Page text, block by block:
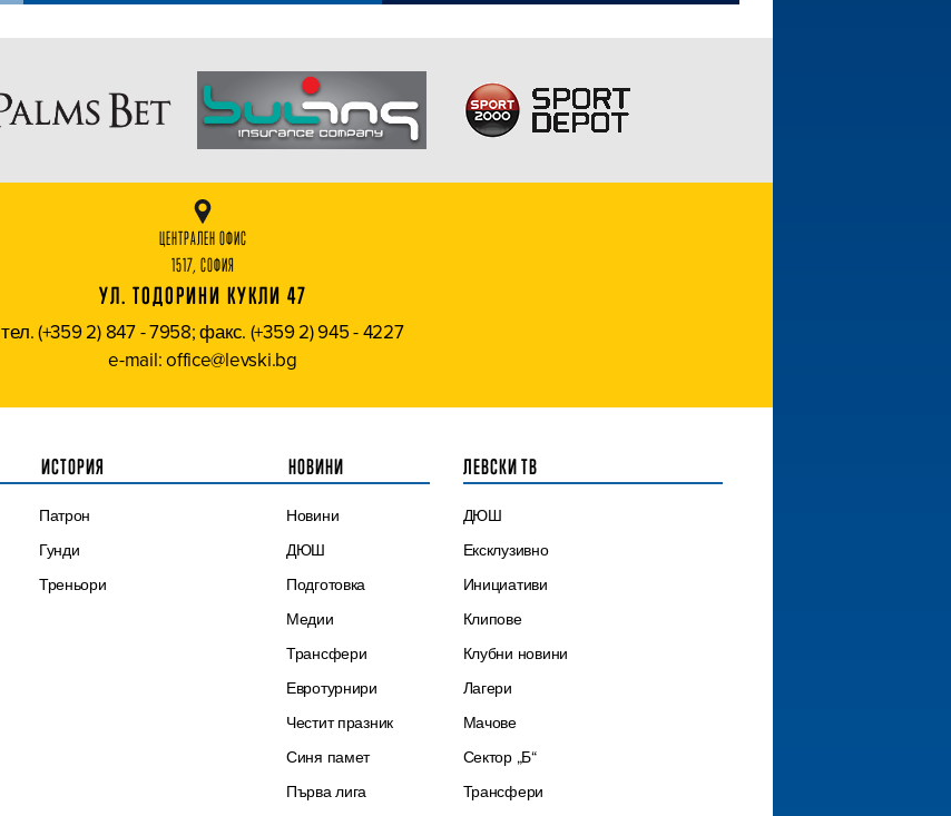
ЦЕНТРАЛЕН ОФИС
1517, СОФИЯ
УЛ. ТОДОРИНИ КУКЛИ 47
тел. (+359 2) 847 - 7958; факс. (+359 2) 945 - 4227
e-mail: office@levski.bg
ИСТОРИЯ
Патрон
Гунди
Треньори
НОВИНИ
Новини
ДЮШ
Подготовка
Медии
Трансфери
Евротурнири
Честит празник
Синя памет
Първа лига
ЛЕВСКИ ТВ
ДЮШ
Ексклузивно
Инициативи
Клипове
Клубни новини
Лагери
Мачове
Сектор „Б“
Трансфери